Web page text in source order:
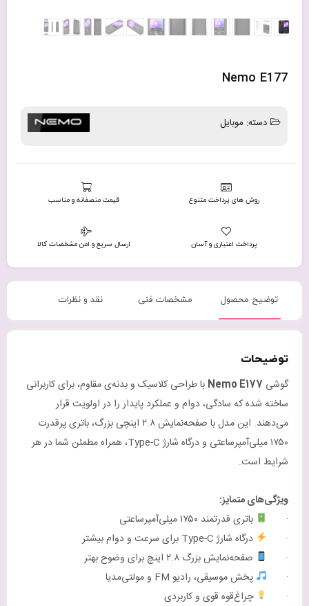
Nemo E177
دسته: موبایل
روش های پرداخت متنوع قیمت منصفانه و مناسب
پرداخت اعتباری و آسان ارسال سریع و امن مشخصات کالا
توضیح محصول مشخصات فنی نقد و نظرات
توضیحات
گوشی Nemo E177 با طراحی کلاسیک و بدنه‌ی مقاوم، برای کاربرانی
ساخته شده که سادگی، دوام و عملکرد پایدار را در اولویت قرار
می‌دهند. این مدل با صفحه‌نمایش ۲.۸ اینچی بزرگ، باتری پرقدرت
۱۷۵۰ میلی‌آمپرساعتی و درگاه شارژ Type-C، همراه مطمئن شما در هر
شرایط است.
ویژگی‌های متمایز:
·
باتری قدرتمند ۱۷۵۰ میلی‌آمپرساعتی
·
درگاه شارژ Type-C برای سرعت و دوام بیشتر
·
صفحه‌نمایش بزرگ ۲.۸ اینچ برای وضوح بهتر
·
پخش موسیقی، رادیو FM و مولتی‌مدیا
·
چراغ‌قوه قوی و کاربردی